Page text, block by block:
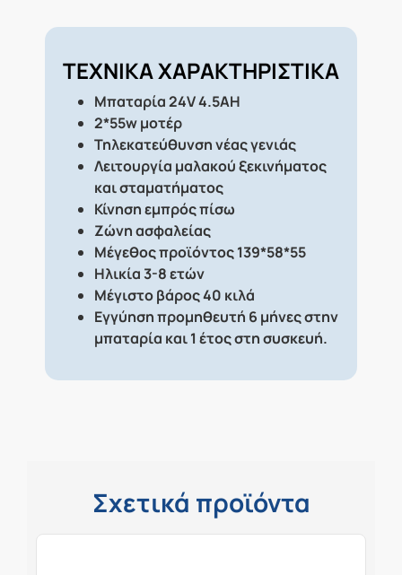
ΤΕΧΝΙΚΑ ΧΑΡΑΚΤΗΡΙΣΤΙΚΑ
Μπαταρία 24V 4.5AH
2*55w μοτέρ
Τηλεκατεύθυνση νέας γενιάς
Λειτουργία μαλακού ξεκινήματος
και σταματήματος
Κίνηση εμπρός πίσω
Ζώνη ασφαλείας
Μέγεθος προϊόντος 139*58*55
Ηλικία 3-8 ετών
Μέγιστο βάρος 40 κιλά
Εγγύηση προμηθευτή 6 μήνες στην
μπαταρία και 1 έτος στη συσκευή.
Σχετικά προϊόντα